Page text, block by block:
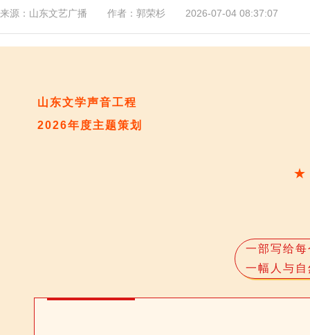
来源： 山东文艺广播 作者： 郭荣杉 2026-07-04 08:37:07
山东文学声音工程
2026年度主题策划
★
一部写给
一幅人与